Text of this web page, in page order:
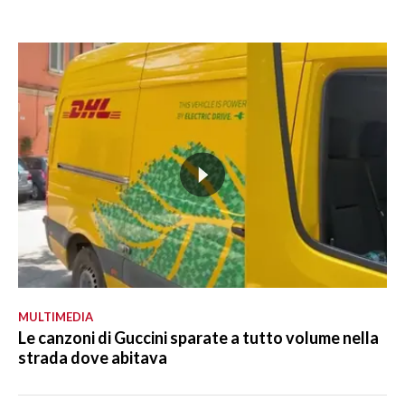
MULTIMEDIA
Le canzoni di Guccini sparate a tutto volume nella
strada dove abitava